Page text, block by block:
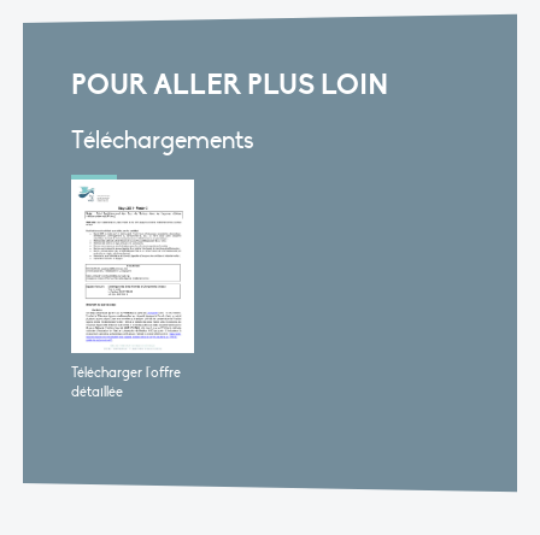
POUR ALLER PLUS LOIN
Téléchargements
Télécharger l'offre
détaillée